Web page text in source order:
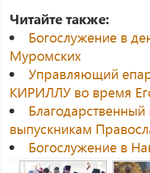
Читайте также:
Богослужение в
Муромских
Управляющий
КИРИЛЛУ во время
выпускникам
Богослужение в